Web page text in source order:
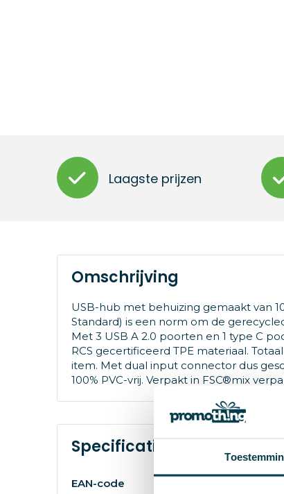
Laagste prijzen
Omschrijving
USB-hub met behuizing gemaakt van
Standard) is een norm om de
Met 3 USB A 2.0 poorten en 1 type C
RCS gecertificeerd TPE materiaal.
item. Met dual input connector dus
100% PVC-vrij. Verpakt in FSC®mix
Specificaties
EAN-code